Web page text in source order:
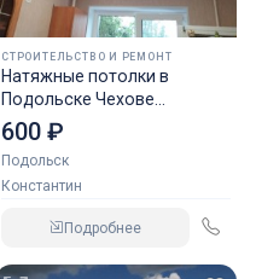
СТРОИТЕЛЬСТВО И РЕМОНТ
Натяжные потолки в
Подольске Чехове
Климовске Щербинке
600 ₽
Подольск
Константин
Подробнее